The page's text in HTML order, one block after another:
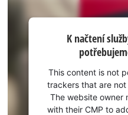
potřebujeme
váš souhlas!
K načtení
This content is not
trackers that are
The website owner
with their CMP to